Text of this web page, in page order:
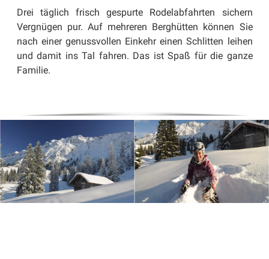
Drei täglich frisch gespurte Rodelabfahrten sichern
Vergnügen pur. Auf mehreren Berghütten können Sie
nach einer genussvollen Einkehr einen Schlitten leihen
und damit ins Tal fahren. Das ist Spaß für die ganze
Familie.